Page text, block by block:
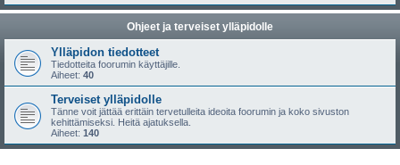
Ohjeet ja terveiset ylläpidolle
Ylläpidon tiedotteet
Tiedotteita foorumin käyttäjille.
Aiheet: 40
Terveiset ylläpidolle
Tänne voit jättää erittäin tervetulleita ideoita foorumin ja koko sivuston
kehittämiseksi. Heitä ajatuksella.
Aiheet: 140